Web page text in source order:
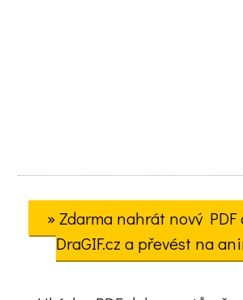
» Zdarma nahrát nový
DraGIF.cz a převést na